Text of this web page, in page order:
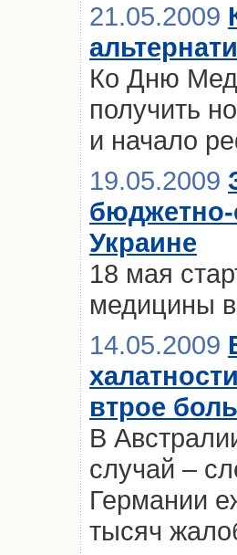
21.05.2009
Ко Дню
получить
и начало
19.05.2009
Украине
18 мая
медицины
14.05.2009
втрое
В
случай –
Германии
тысяч